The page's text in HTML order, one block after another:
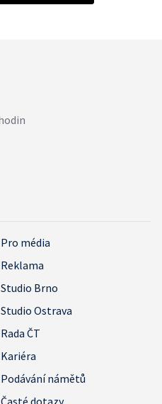
Pro média
Reklama
Studio Brno
Studio Ostrava
Rada ČT
Kariéra
Podávání námětů